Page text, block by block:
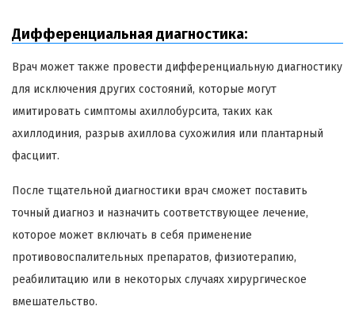
Дифференциальная диагностика:
Врач может также провести дифференциальную диагностику
для исключения других состояний, которые могут
имитировать симптомы ахиллобурсита, таких как
ахиллодиния, разрыв ахиллова сухожилия или плантарный
фасциит.
После тщательной диагностики врач сможет поставить
точный диагноз и назначить соответствующее лечение,
которое может включать в себя применение
противовоспалительных препаратов, физиотерапию,
реабилитацию или в некоторых случаях хирургическое
вмешательство.